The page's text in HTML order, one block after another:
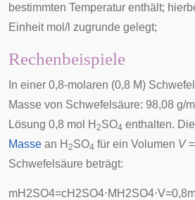
bestimmten Temperatur enthält;
Einheit mol/l zugrunde gelegt;
Rechenbeispiele
In einer 0,8-molaren (0,8 M)
Masse von Schwefelsäure: 98,08 g/
Lösung 0,8 mol H 2SO4 enthalten.
Masse an H 2SO4 für ein Volumen V=
Schwefelsäure beträgt:
mH 2SO4=cH 2SO4⋅M H 2SO4⋅V=0,8